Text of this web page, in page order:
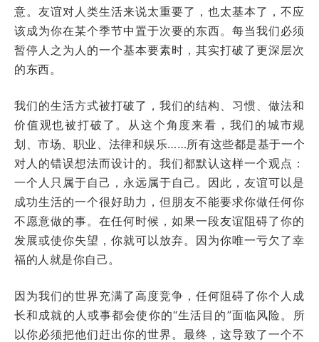
意。友谊对人类生活来说太重要了，也太基本了，不应
该成为你在某个季节中置于次要的东西。每当我们必须
暂停人之为人的一个基本要素时，其实打破了更深层次
的东西。
我们的生活方式被打破了，我们的结构、习惯、做法和
价值观也被打破了。从这个角度来看，我们的城市规
划、市场、职业、法律和娱乐……所有这些都是基于一个
对人的错误想法而设计的。我们都默认这样一个观点：
一个人只属于自己，永远属于自己。因此，友谊可以是
成功生活的一个很好助力，但朋友不能要求你做任何你
不愿意做的事。在任何时候，如果一段友谊阻碍了你的
发展或使你失望，你就可以放弃。因为你唯一亏欠了幸
福的人就是你自己。
因为我们的世界充满了高度竞争，任何阻碍了你个人成
长和成就的人或事都会使你的“生活目的”面临风险。所
以你必须把他们赶出你的世界。最终，这导致了一个不